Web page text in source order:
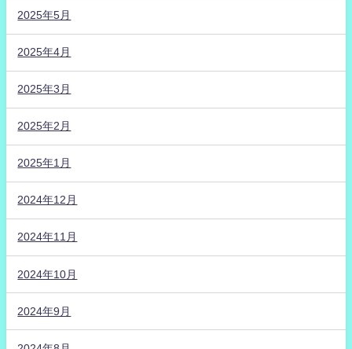
2025年5月
2025年4月
2025年3月
2025年2月
2025年1月
2024年12月
2024年11月
2024年10月
2024年9月